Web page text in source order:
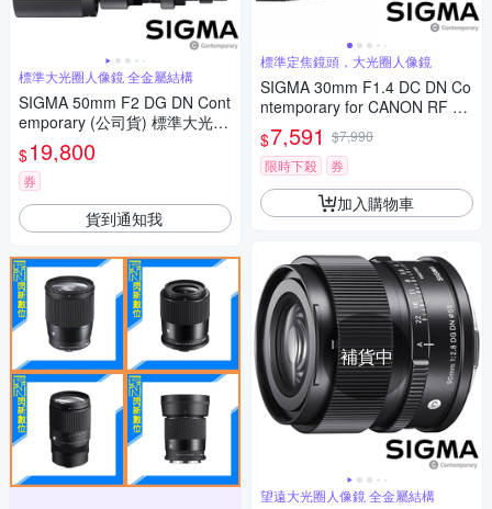
標準大光圈人像鏡 全金屬結構
SIGMA 50mm F2 DG DN Cont
emporary (公司貨) 標準大光圈
定焦鏡 人像鏡 i 系列 全片幅微
單眼鏡頭
$19,800
券
貨到通知我
標準定焦鏡頭，大光圈人像鏡
SIGMA 30mm F1.4 DC DN Co
ntemporary for CANON RF 接
環 (公司貨) 標準大光圈定焦鏡
人像鏡 APS-C 無反微單眼專用
鏡頭
$7,591 $7,990
限時下殺
券
加入購物車
補貨中
望遠大光圈人像鏡 全金屬結構